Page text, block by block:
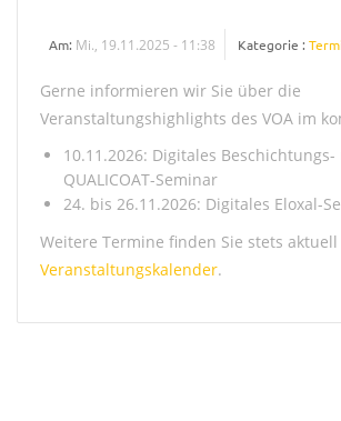
Am: Mi., 19.11.2025 - 11:38 Kategorie :
Gerne informieren wir Sie über die
Veranstaltungshighlights des VOA im
10.11.2026: Digitales Beschichtungs-
QUALICOAT-Seminar
24. bis 26.11.2026: Digitales Eloxal-
Weitere Termine finden Sie stets
Veranstaltungskalender.